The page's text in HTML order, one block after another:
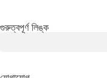
গুরুত্বপূর্ণ লিঙ্ক